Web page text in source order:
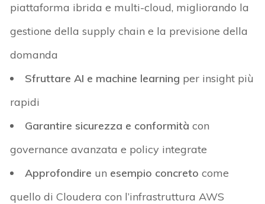
piattaforma ibrida e multi-cloud, migliorando la
gestione della supply chain e la previsione della
domanda
Sfruttare AI e machine learning per insight più
rapidi
Garantire sicurezza e conformità con
governance avanzata e policy integrate
Approfondire un esempio concreto come
quello di Cloudera con l’infrastruttura AWS